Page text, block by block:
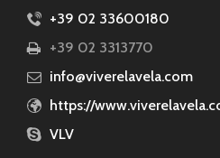
+39 02 33600180
+39 02 3313770
info@viverelavela.com
https://
VLV